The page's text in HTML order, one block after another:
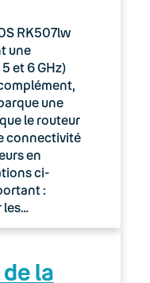
RK507lw
une
et 6 GHz)
une
le routeur
connectivité
en
ci-
:
les…
la